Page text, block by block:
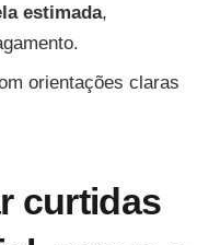
estimada,
orientações claras
curtidas